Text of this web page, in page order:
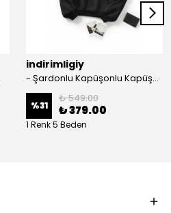
indirimligiy
- Şardonlu Kapüşonlu Kapüşonlu Kanguru Cep Oversize Lastik Paça Sweatshirt Takimi
%31
₺ 549.00
₺ 379.00
1 Renk 5 Beden